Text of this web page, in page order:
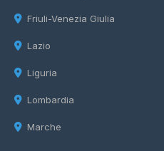
Friuli-Venezia Giulia
Lazio
Liguria
Lombardia
Marche